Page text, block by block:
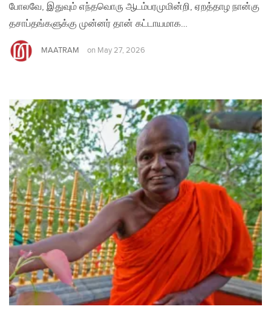
போலவே, இதுவும் எந்தவொரு ஆடம்பரமுமின்றி, ஏறத்தாழ நான்கு
தசாப்தங்களுக்கு முன்னர் தான் கட்டாயமாக…
MAATRAM on May 27, 2026